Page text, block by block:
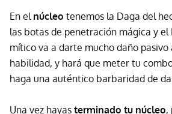
En el núcleo tenemos la Daga del
las botas de penetración mágica y el
mítico va a darte mucho daño
habilidad, y hará que meter tu
haga una auténtico barbaridad de
Una vez hayas terminado tu núcleo,